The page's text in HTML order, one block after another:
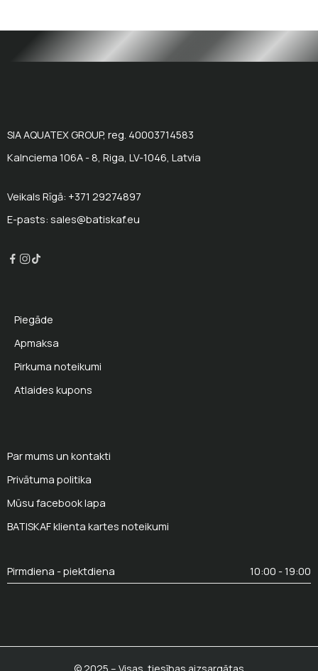
SIA AQUATEX GROUP, reg. 40003714583
Kalnciema 106A - 8, Riga, LV-1046, Latvia
Veikals Rīgā: +371 29274897
E-pasts: sales@batiskaf.eu
Piegāde
Apmaksa
Pirkuma noteikumi
Atlaides kupons
Par mums un kontakti
Privātuma politika
Mūsu facebook lapa
BATISKAF klienta kartes noteikumi
Pirmdiena - piektdiena 10:00 - 19:00